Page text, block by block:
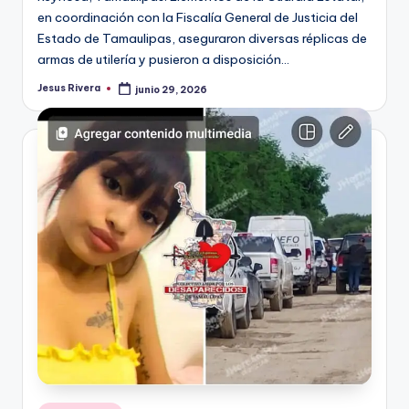
en coordinación con la Fiscalía General de Justicia del
Estado de Tamaulipas, aseguraron diversas réplicas de
armas de utilería y pusieron a disposición…
Publicado
Jesus Rivera junio 29, 2026